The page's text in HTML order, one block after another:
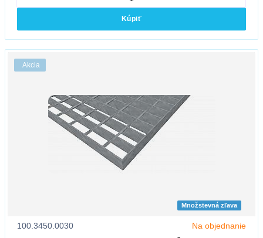
Kúpiť
Akcia
Množstevná zľava
100.3450.0030 Na objednanie